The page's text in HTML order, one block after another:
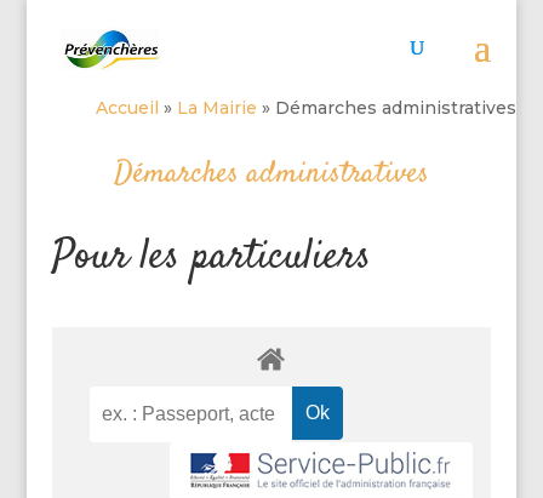
Accueil » La Mairie » Démarches administratives
Démarches administratives
Pour les particuliers